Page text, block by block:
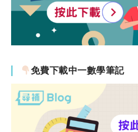
免費下載中一數學筆記